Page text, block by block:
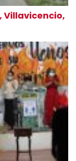
Villavicencio,